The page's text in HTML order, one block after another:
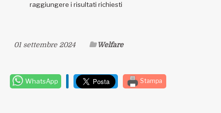
raggiungere i risultati richiesti
01 settembre 2024 Welfare
WhatsApp Stampa